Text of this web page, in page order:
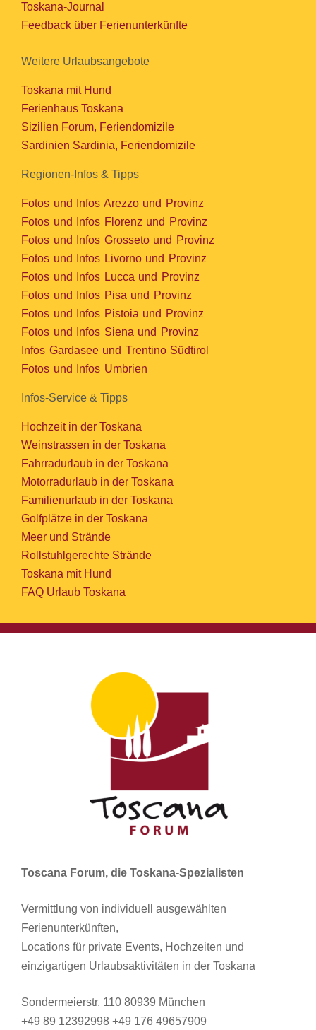
Toskana-Journal
Feedback über Ferienunterkünfte
Weitere Urlaubsangebote
Toskana mit Hund
Ferienhaus Toskana
Sizilien Forum, Feriendomizile
Sardinien Sardinia, Feriendomizile
Regionen-Infos & Tipps
Fotos und Infos Arezzo und Provinz
Fotos und Infos Florenz und Provinz
Fotos und Infos Grosseto und Provinz
Fotos und Infos Livorno und Provinz
Fotos und Infos Lucca und Provinz
Fotos und Infos Pisa und Provinz
Fotos und Infos Pistoia und Provinz
Fotos und Infos Siena und Provinz
Infos Gardasee und Trentino Südtirol
Fotos und Infos Umbrien
Infos-Service & Tipps
Hochzeit in der Toskana
Weinstrassen in der Toskana
Fahrradurlaub in der Toskana
Motorradurlaub in der Toskana
Familienurlaub in der Toskana
Golfplätze in der Toskana
Meer und Strände
Rollstuhlgerechte Strände
Toskana mit Hund
FAQ Urlaub Toskana
Toscana Forum, die Toskana-Spezialisten
Vermittlung von individuell ausgewählten
Ferienunterkünften,
Locations für private Events, Hochzeiten und
einzigartigen Urlaubsaktivitäten in der Toskana
Sondermeierstr. 110 80939 München
+49 89 12392998 +49 176 49657909